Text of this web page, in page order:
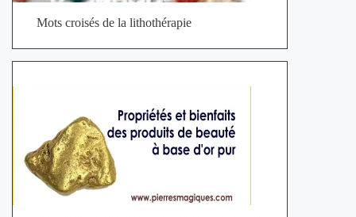
Mots croisés de la lithothérapie